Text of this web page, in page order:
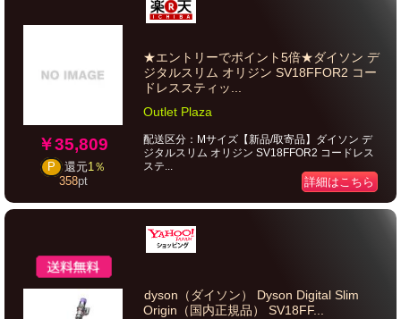
￥35,809
P 還元1％
358pt
★エントリーでポイント5倍★ダイソン デ
ジタルスリム オリジン SV18FFOR2 コー
ドレススティッ...
Outlet Plaza
配送区分：Mサイズ【新品/取寄品】ダイソン デ
ジタルスリム オリジン SV18FFOR2 コードレス
ステ...
詳細はこちら
dyson（ダイソン） Dyson Digital Slim
Origin（国内正規品） SV18FF...